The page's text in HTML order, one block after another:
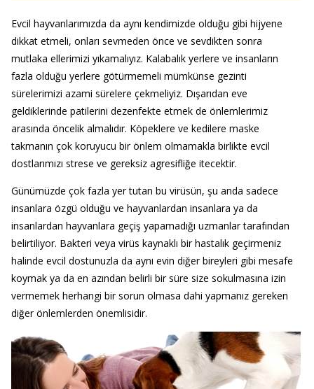
Evcil hayvanlarımızda da aynı kendimizde olduğu gibi hijyene
dikkat etmeli, onları sevmeden önce ve sevdikten sonra
mutlaka ellerimizi yıkamalıyız. Kalabalık yerlere ve insanların
fazla olduğu yerlere götürmemeli mümkünse gezinti
sürelerimizi azami sürelere çekmeliyiz. Dışarıdan eve
geldiklerinde patilerini dezenfekte etmek de önlemlerimiz
arasında öncelik almalıdır. Köpeklere ve kedilere maske
takmanın çok koruyucu bir önlem olmamakla birlikte evcil
dostlarımızı strese ve gereksiz agresifliğe itecektir.
Günümüzde çok fazla yer tutan bu virüsün, şu anda sadece
insanlara özgü olduğu ve hayvanlardan insanlara ya da
insanlardan hayvanlara geçiş yapamadığı uzmanlar tarafından
belirtiliyor. Bakteri veya virüs kaynaklı bir hastalık geçirmeniz
halinde evcil dostunuzla da aynı evin diğer bireyleri gibi mesafe
koymak ya da en azından belirli bir süre size sokulmasına izin
vermemek herhangi bir sorun olmasa dahi yapmanız gereken
diğer önlemlerden önemlisidir.